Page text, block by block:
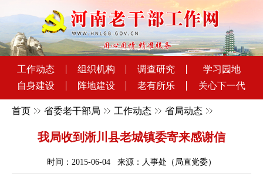
工作动态 组织机构 调查研究
学习园地
自身建设
阵地建设 老有所乐 关心下一代
首页 省委老干部局 工作动态 省局动态
我局收到淅川县老城镇委寄来感谢信
时间：2015-06-04 来源：人事处（局直党委）